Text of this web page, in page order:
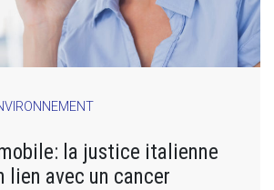
la justice italienne
lien avec un cancer